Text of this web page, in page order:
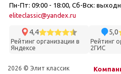
Пн-Пт: 09:00 - 18:00, Сб-Вск:
eliteclassic@yandex.ru
4,4
Рейтинг организации в
Яндексе
5,0
Рейтинг
2ГИС
2026 © Элит классик